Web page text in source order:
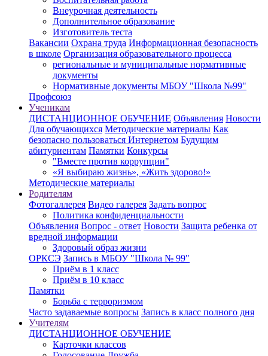
Внеурочная деятельность
Дополнительное образование
Изготовитель теста
Вакансии Охрана труда Информационная безопасность
в школе Организация образовательного процесса
региональные и муниципальные нормативные
документы
Нормативные документы МБОУ "Школа №99"
Профсоюз
Ученикам
ДИСТАНЦИОННОЕ ОБУЧЕНИЕ Объявления Новости
Для обучающихся Методические материалы Как
безопасно пользоваться Интернетом Будущим
абитуриентам Памятки Конкурсы
"Вместе против коррупции"
«Я выбираю жизнь», «Жить здорово!»
Методические материалы
Родителям
Фотогаллерея Видео галерея Задать вопрос
Политика конфиденциальности
Объявления Вопрос - ответ Новости Защита ребенка от
вредной информации
Здоровый образ жизни
ОРКСЭ Запись в МБОУ "Школа № 99"
Приём в 1 класс
Приём в 10 класс
Памятки
Борьба с терроризмом
Часто задаваемые вопросы Запись в класс полного дня
Учителям
ДИСТАНЦИОННОЕ ОБУЧЕНИЕ
Карточки классов